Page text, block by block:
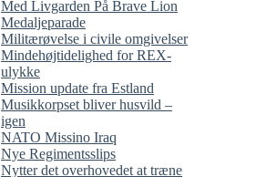
Med Livgarden På Brave Lion
Medaljeparade
Militærøvelse i civile omgivelser
Mindehøjtidelighed for REX-
ulykke
Mission update fra Estland
Musikkorpset bliver husvild –
igen
NATO Missino Iraq
Nye Regimentsslips
Nytter det overhovedet at træne